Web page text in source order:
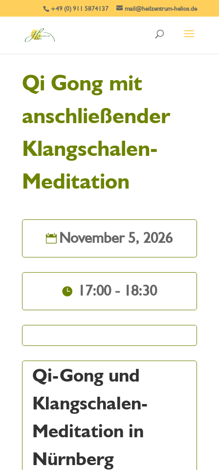
+49 (0) 911 5874137 mail@heilzentrum-helios.de
Qi Gong mit
anschließender
Klangschalen-
Meditation
November 5, 2026
17:00 - 18:30
Qi-Gong und
Klangschalen-
Meditation in
Nürnberg